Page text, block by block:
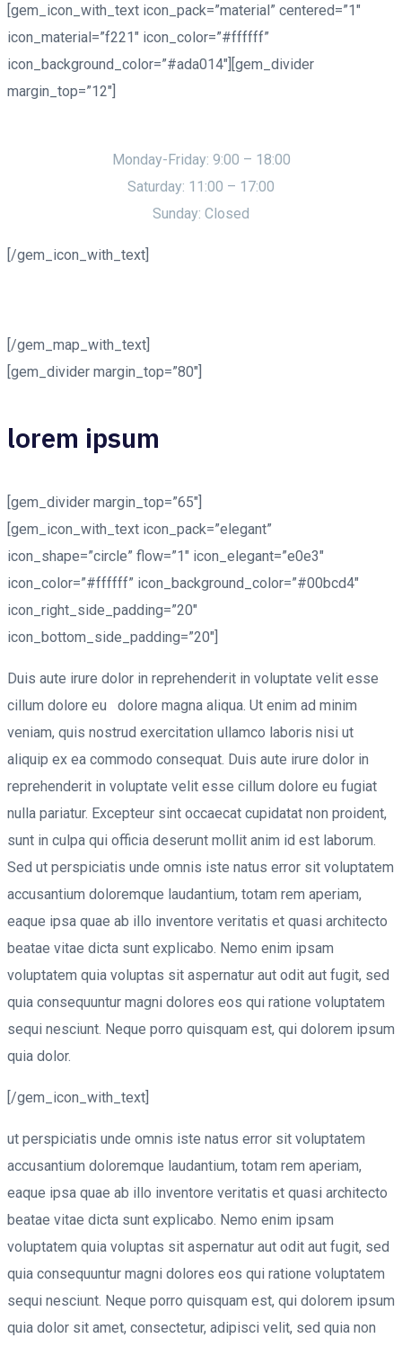
[gem_icon_with_text icon_pack=”material” centered=”1″
icon_material=”f221″ icon_color=”#ffffff”
icon_background_color=”#ada014″][gem_divider
margin_top=”12″]
Monday-Friday: 9:00 – 18:00
Saturday: 11:00 – 17:00
Sunday: Closed
[/gem_icon_with_text]
[/gem_map_with_text]
[gem_divider margin_top=”80″]
lorem ipsum
[gem_divider margin_top=”65″]
[gem_icon_with_text icon_pack=”elegant”
icon_shape=”circle” flow=”1″ icon_elegant=”e0e3″
icon_color=”#ffffff” icon_background_color=”#00bcd4″
icon_right_side_padding=”20″
icon_bottom_side_padding=”20″]
Duis aute irure dolor in reprehenderit in voluptate velit esse
cillum dolore eu dolore magna aliqua. Ut enim ad minim
veniam, quis nostrud exercitation ullamco laboris nisi ut
aliquip ex ea commodo consequat. Duis aute irure dolor in
reprehenderit in voluptate velit esse cillum dolore eu fugiat
nulla pariatur. Excepteur sint occaecat cupidatat non proident,
sunt in culpa qui officia deserunt mollit anim id est laborum.
Sed ut perspiciatis unde omnis iste natus error sit voluptatem
accusantium doloremque laudantium, totam rem aperiam,
eaque ipsa quae ab illo inventore veritatis et quasi architecto
beatae vitae dicta sunt explicabo. Nemo enim ipsam
voluptatem quia voluptas sit aspernatur aut odit aut fugit, sed
quia consequuntur magni dolores eos qui ratione voluptatem
sequi nesciunt. Neque porro quisquam est, qui dolorem ipsum
quia dolor.
[/gem_icon_with_text]
ut perspiciatis unde omnis iste natus error sit voluptatem
accusantium doloremque laudantium, totam rem aperiam,
eaque ipsa quae ab illo inventore veritatis et quasi architecto
beatae vitae dicta sunt explicabo. Nemo enim ipsam
voluptatem quia voluptas sit aspernatur aut odit aut fugit, sed
quia consequuntur magni dolores eos qui ratione voluptatem
sequi nesciunt. Neque porro quisquam est, qui dolorem ipsum
quia dolor sit amet, consectetur, adipisci velit, sed quia non